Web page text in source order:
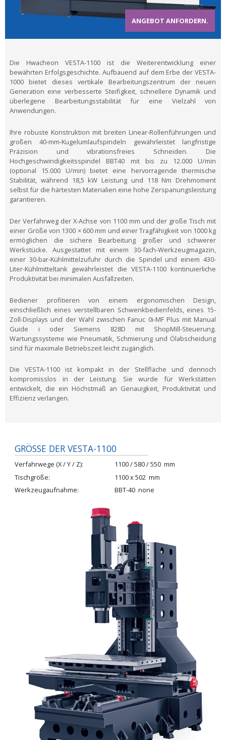
ANGEBOT ANFORDERN.
Die Hwacheon VESTA-1100 ist die Weiterentwicklung einer
bewährten Erfolgsgeschichte. Aufbauend auf dem Erbe der VESTA-
1000 bietet dieses vertikale Bearbeitungszentrum der neuen
Generation eine verbesserte Steifigkeit, schnellere Dynamik und
überlegene Bearbeitungsstabilität für eine Vielzahl von
Anwendungen.
Ihre robuste Konstruktion mit breiten Linear-Rollenführungen und
großen 40-mm-Kugelumlaufspindeln gewährleistet langfristige
Präzision und vibrationsfreies Schneiden. Die
Hochgeschwindigkeitsspindel BBT40 mit bis zu 12.000 U/min
(optional 15.000 U/min) bietet eine hervorragende thermische
Stabilität, während 18,5 kW Leistung und 118 Nm Drehmoment
selbst für die härtesten Materialien eine hohe Zerspanungsleistung
garantieren.
Der Verfahrweg der X-Achse von 1100 mm und der große Tisch mit
einer Größe von 1300 × 600 mm und einer Tragfähigkeit von 1000 kg
ermöglichen die sichere Bearbeitung großer und schwerer
Werkstücke. Ausgestattet mit einem 30-fach-Werkzeugmagazin,
einer 30-bar-Kühlmittelzufuhr durch die Spindel und einem 430-
Liter-Kühlmitteltank gewährleistet die VESTA-1100 kontinuierliche
Produktivität bei minimalen Ausfallzeiten.
Bediener profitieren von einem ergonomischen Design,
einschließlich eines verstellbaren Schwenkbedienfelds, eines 15-
Zoll-Displays und der Wahl zwischen Fanuc 0i-MF Plus mit Manual
Guide i oder Siemens 828D mit ShopMill-Steuerung.
Wartungssysteme wie Pneumatik, Schmierung und Ölabscheidung
sind für maximale Betriebszeit leicht zugänglich.
Die VESTA-1100 ist kompakt in der Stellfläche und dennoch
kompromisslos in der Leistung. Sie wurde für Werkstätten
entwickelt, die ein Höchstmaß an Genauigkeit, Produktivität und
Effizienz verlangen.
GRÖSSE DER VESTA-1100
Verfahrwege (X / Y / Z) 1100 / 580 / 550 mm
Tischgröße
1100 x 502 mm
Werkzeugaufnahme
BBT-40 none